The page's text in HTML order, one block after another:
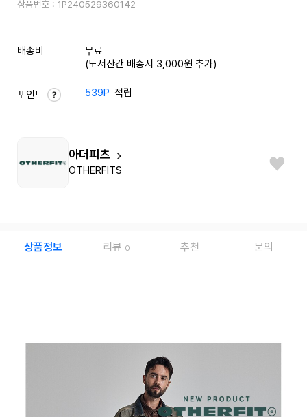
상품번호 : 1P240529360142
배송비
무료
(도서산간 배송시 3,000원 추가)
포인트 539P 적립
아더피츠
OTHERFITS
상품정보 리뷰 0 추천 문의